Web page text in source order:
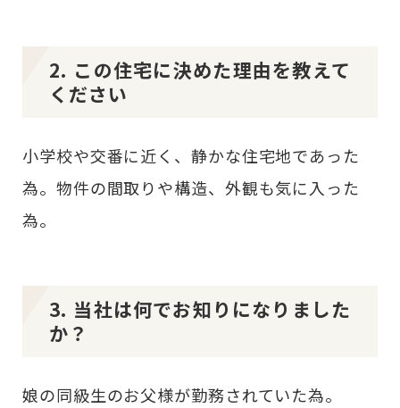
2. この住宅に決めた理由を教えて
ください
小学校や交番に近く、静かな住宅地であった
為。物件の間取りや構造、外観も気に入った
為。
3. 当社は何でお知りになりました
か？
娘の同級生のお父様が勤務されていた為。